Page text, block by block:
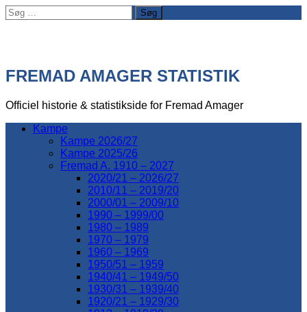
Søg
efter:
FREMAD AMAGER STATISTIK
Officiel historie & statistikside for Fremad Amager
Kampe
Kampe 2026/27
Kampe 2025/26
Fremad A. 1910 – 2027
2020/21 – 2026/27
2010/11 – 2019/20
2000/01 – 2009/10
1990 – 1999/00
1980 – 1989
1970 – 1979
1960 – 1969
1950/51 – 1959
1940/41 – 1949/50
1930/31 – 1939/40
1920/21 – 1929/30